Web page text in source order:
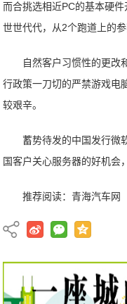
而合挑选相近PC的基本硬
世世代代，从2个跑道上的
自然客户习惯性的更改
行政策一刀切的严禁游戏电
较艰辛。
蓄势待发的中国发行微
国客户关心服务器的好机会
推荐阅读：青海汽车网